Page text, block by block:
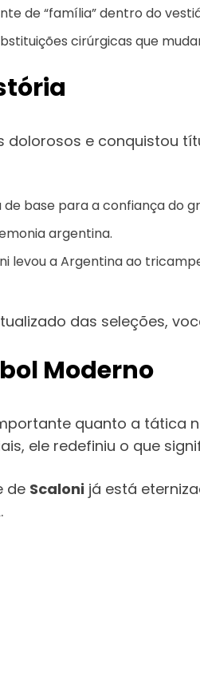
de “família” dentro do
cirúrgicas que
e conquistou
base para a confiança do
argentina.
levou a Argentina ao
das seleções,
Moderno
quanto a tática
ele redefiniu o que
de Scaloni já está